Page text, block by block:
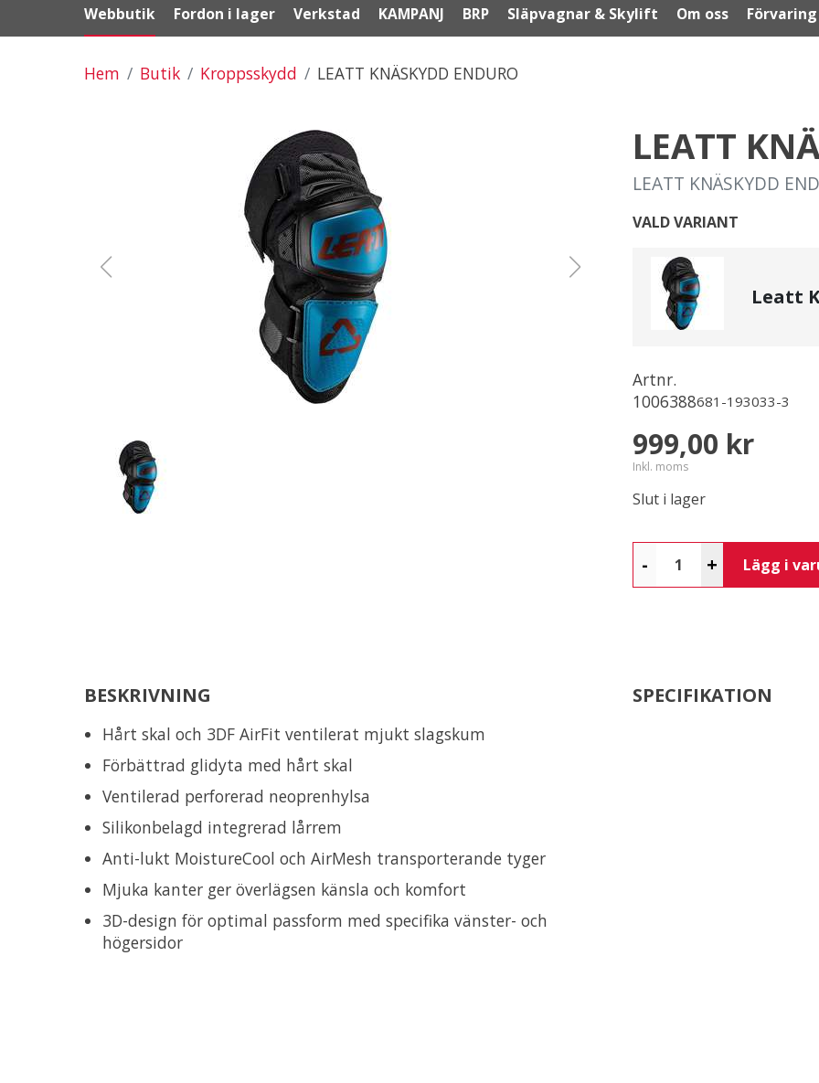
Webbutik Fordon i lager Verkstad KAMPANJ BRP Släpvagnar & Skylift Om oss Förvaring
Hem Butik Kroppsskydd LEATT KNÄSKYDD ENDURO
LEATT
LEATT KNÄSKYDD
VALD VARIANT
Leatt
Artnr.
1006388681-193033-3
999,00 kr
Inkl. moms
Slut i lager
- + Lägg i
BESKRIVNING
Hårt skal och 3DF AirFit ventilerat mjukt slagskum
Förbättrad glidyta med hårt skal
Ventilerad perforerad neoprenhylsa
Silikonbelagd integrerad lårrem
Anti-lukt MoistureCool och AirMesh transporterande tyger
Mjuka kanter ger överlägsen känsla och komfort
3D-design för optimal passform med specifika vänster- och
högersidor
SPECIFIKATION